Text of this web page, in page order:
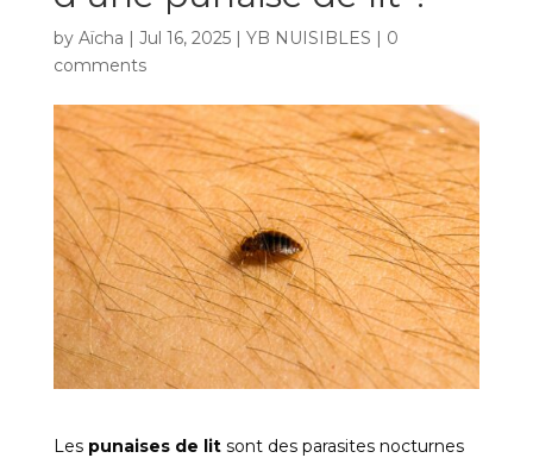
by Aïcha | Jul 16, 2025| YB NUISIBLES | 0
comments
Les punaises de litsont des parasites nocturnes